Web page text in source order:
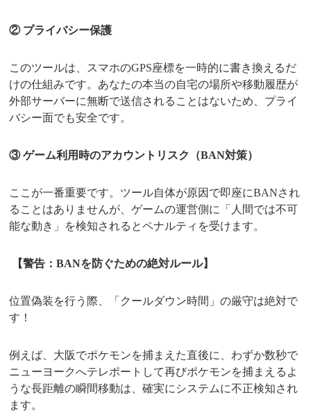
② プライバシー保護
このツールは、スマホのGPS座標を一時的に書き換えるだ
けの仕組みです。あなたの本当の自宅の場所や移動履歴が
外部サーバーに無断で送信されることはないため、プライ
バシー面でも安全です。
③ ゲーム利用時のアカウントリスク（BAN対策）
ここが一番重要です。ツール自体が原因で即座にBANされ
ることはありませんが、ゲームの運営側に「人間では不可
能な動き」を検知されるとペナルティを受けます。
【警告：BANを防ぐための絶対ルール】
位置偽装を行う際、「クールダウン時間」の厳守は絶対で
す！
例えば、大阪でポケモンを捕まえた直後に、わずか数秒で
ニューヨークへテレポートして再びポケモンを捕まえるよ
うな長距離の瞬間移動は、確実にシステムに不正検知され
ます。